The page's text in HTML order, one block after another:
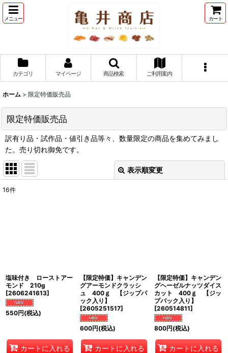
メニュー カート
カテゴリ マイページ 商品検索 ご利用案内
ホーム > 限定特価販売品
限定特価販売品
訳有り品・試作品・値引き品等々、数量限定の商品を集めてみまし
た。売り切れ御免です。
表示順変更
絞り込む
16件
塩味付き ローストアー
モンド 210g
[2606241613]
550円(税込)
カートに入れる
【限定特価】キャンデン
グアーモンドクラッシ
ュ 400ｇ 【ジップパ
ック入り】
[2605251517]
600円(税込)
カートに入れる
【限定特価】キャンデン
グヘーゼルナッツダイス
カット 400ｇ 【ジッ
プパック入り】
[260514811]
800円(税込)
カートに入れる